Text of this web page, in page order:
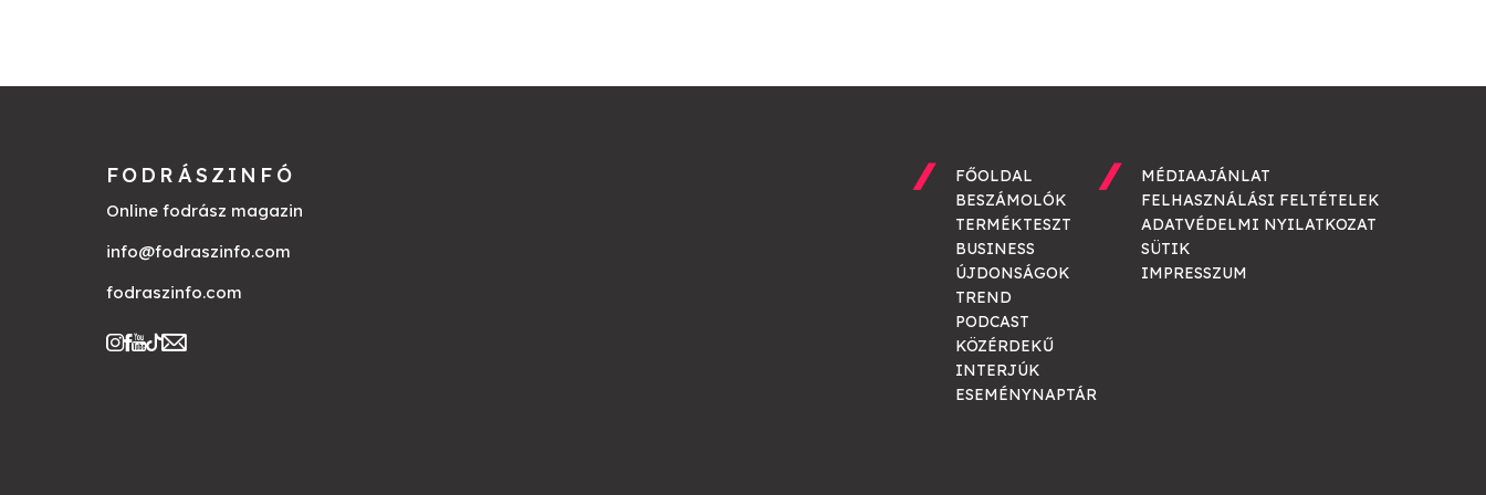
FODRÁSZINFÓ
Online fodrász magazin
info@fodraszinfo.com
fodraszinfo.com
FŐOLDAL
BESZÁMOLÓK
TERMÉKTESZT
BUSINESS
ÚJDONSÁGOK
TREND
PODCAST
KÖZÉRDEKŰ
INTERJÚK
ESEMÉNYNAPTÁR
MÉDIAAJÁNLAT
FELHASZNÁLÁSI FELTÉTELEK
ADATVÉDELMI NYILATKOZAT
SÜTIK
IMPRESSZUM